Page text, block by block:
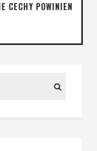
CECHY POWINIEN